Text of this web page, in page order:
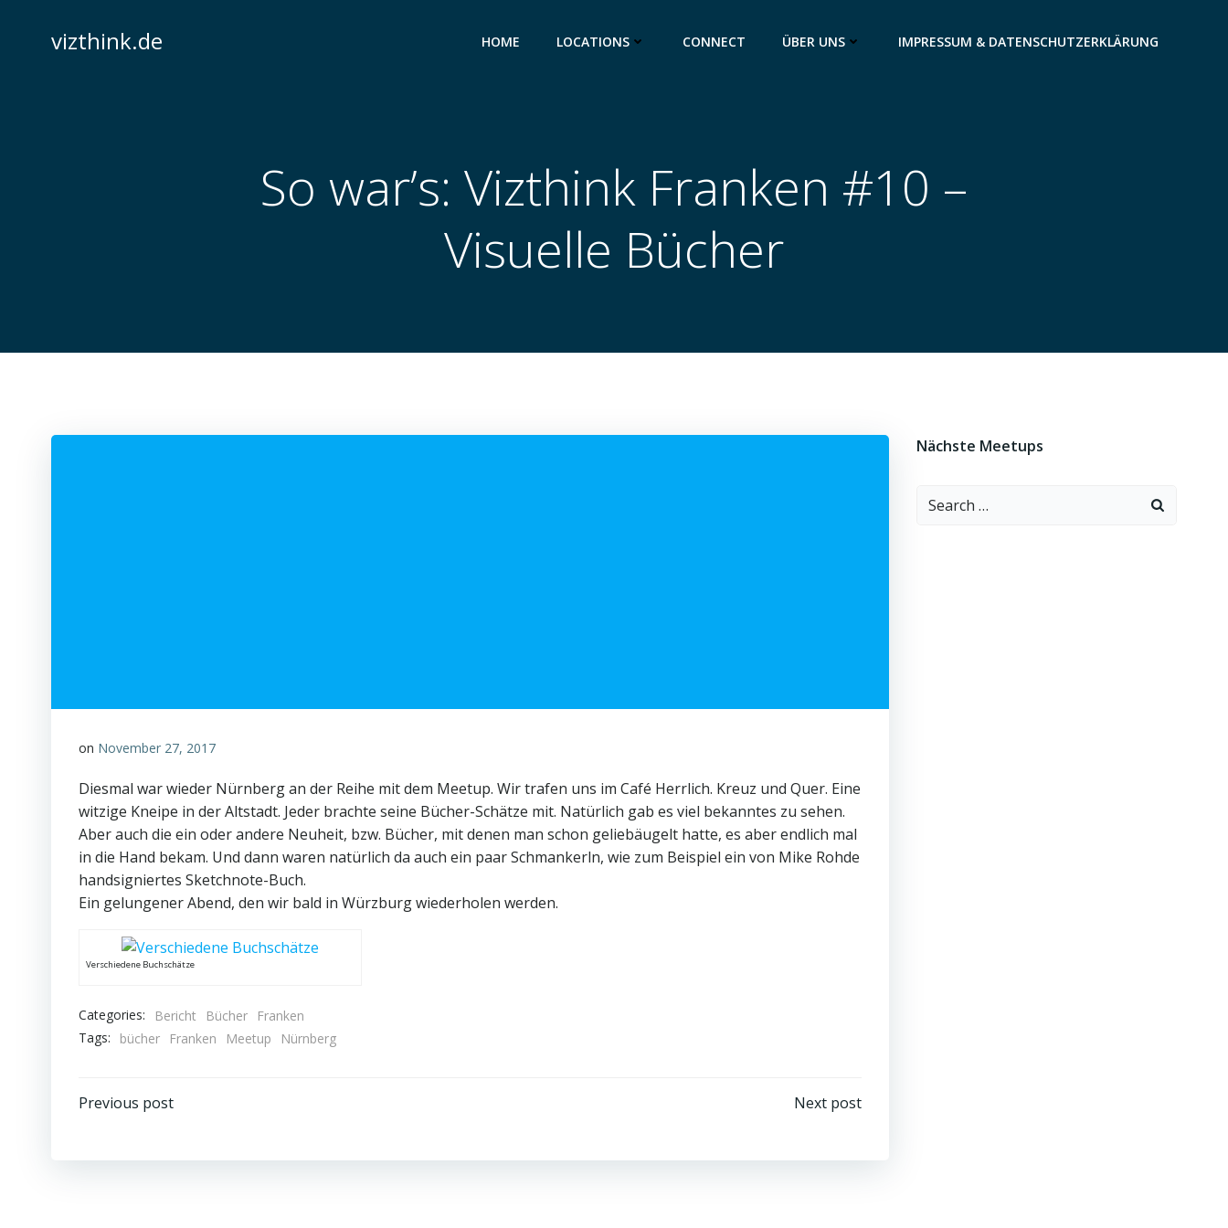
springenvizthink.de HOME LOCATIONS CONNECT ÜBER UNS IMPRESSUM & DATENSCHUTZERKLÄRUNG
So war’s: Vizthink Franken #10 –
Visuelle Bücher
on November 27, 2017
Diesmal war wieder Nürnberg an der Reihe mit dem Meetup. Wir trafen uns im Café Herrlich. Kreuz und Quer. Eine
witzige Kneipe in der Altstadt. Jeder brachte seine Bücher-Schätze mit. Natürlich gab es viel bekanntes zu sehen.
Aber auch die ein oder andere Neuheit, bzw. Bücher, mit denen man schon geliebäugelt hatte, es aber endlich mal
in die Hand bekam. Und dann waren natürlich da auch ein paar Schmankerln, wie zum Beispiel ein von Mike Rohde
handsigniertes Sketchnote-Buch.
Ein gelungener Abend, den wir bald in Würzburg wiederholen werden.
Verschiedene Buchschätze
Categories: Bericht Bücher
Franken
Tags:
bücher Franken Meetup Nürnberg
Beitragsnavigation
Previous post Next post
Nächste Meetups
Search